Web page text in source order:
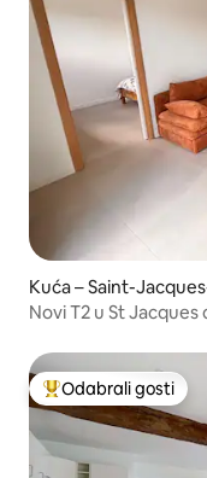
Kuća – Saint-
Novi T2 u St Jacques
Među najviše
Odabrali gosti